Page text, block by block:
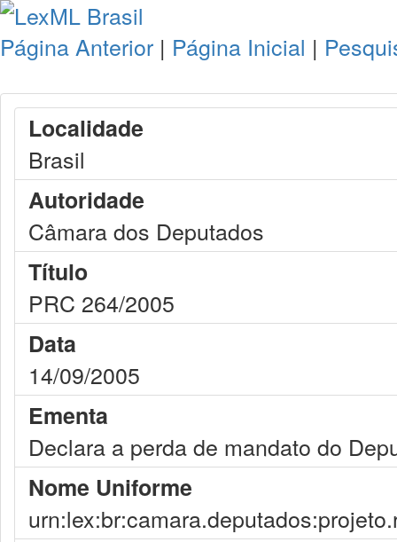
Página Anterior | Página Inicial |
Localidade
Brasil
Autoridade
Câmara dos Deputados
Título
PRC 264/2005
Data
14/09/2005
Ementa
Declara a perda de mandato do
Nome Uniforme